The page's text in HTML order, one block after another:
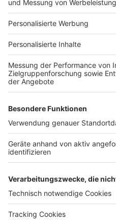
Für Unternehmen
Ihre Baufirma auf bauen.de
Kostenloses Infogespräch